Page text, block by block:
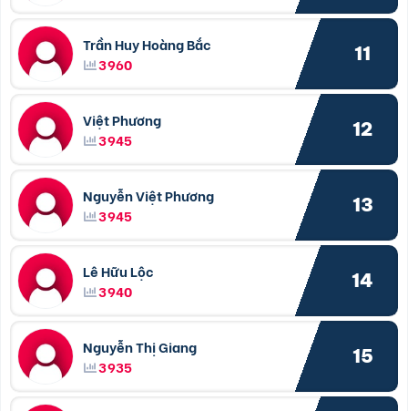
Trần Huy Hoàng Bắc
3960
11
Việt Phương
3945
12
Nguyễn Việt Phương
3945
13
Lê Hữu Lộc
3940
14
Nguyễn Thị Giang
3935
15